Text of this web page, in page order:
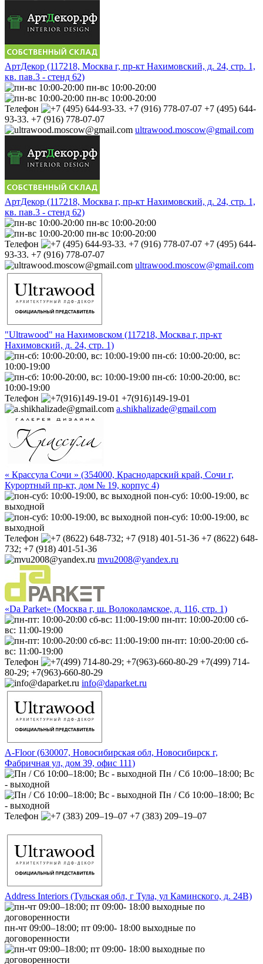
АртДекор (117218, Москва г, пр-кт Нахимовский, д. 24, стр. 1,
кв. пав.3 - стенд 62)
пн-вс 10:00-20:00
пн-вс 10:00-20:00
Телефон
+7 (495) 644-
93-33. +7 (916) 778-07-07
ultrawood.moscow@gmail.com
АртДекор (117218, Москва г, пр-кт Нахимовский, д. 24, стр. 1,
кв. пав.3 - стенд 62)
пн-вс 10:00-20:00
пн-вс 10:00-20:00
Телефон
+7 (495) 644-
93-33. +7 (916) 778-07-07
ultrawood.moscow@gmail.com
"Ultrawood" на Нахимовском (117218, Москва г, пр-кт
Нахимовский, д. 24, стр. 1)
пн-сб: 10:00-20:00, вс:
10:00-19:00
пн-сб: 10:00-20:00, вс:
10:00-19:00
Телефон
+7(916)149-19-01
a.shikhalizade@gmail.com
« Крассула Сочи » (354000, Краснодарский край, Сочи г,
Курортный пр-кт, дом № 19, корпус 4)
пон-суб: 10:00-19:00, вс
выходной
пон-суб: 10:00-19:00, вс
выходной
Телефон
+7 (8622) 648-
732; +7 (918) 401-51-36
mvu2008@yandex.ru
«Da Parket» (Москва г, ш. Волоколамское, д. 116, стр. 1)
пн-пт: 10:00-20:00 сб-
вс: 11:00-19:00
пн-пт: 10:00-20:00 сб-
вс: 11:00-19:00
Телефон
+7(499) 714-
80-29; +7(963)-660-80-29
info@daparket.ru
A-Floor (630007, Новосибирская обл, Новосибирск г,
Фабричная ул, дом 39, офис 111)
Пн / Сб 10:00–18:00; Вс
- выходной
Пн / Сб 10:00–18:00; Вс
- выходной
Телефон
+7 (383) 209‒19‒07
Address Interiors (Тульская обл, г Тула, ул Каминского, д. 24В)
пн-чт 09:00–18:00; пт 09:00- 18:00 выходные по
договоренности